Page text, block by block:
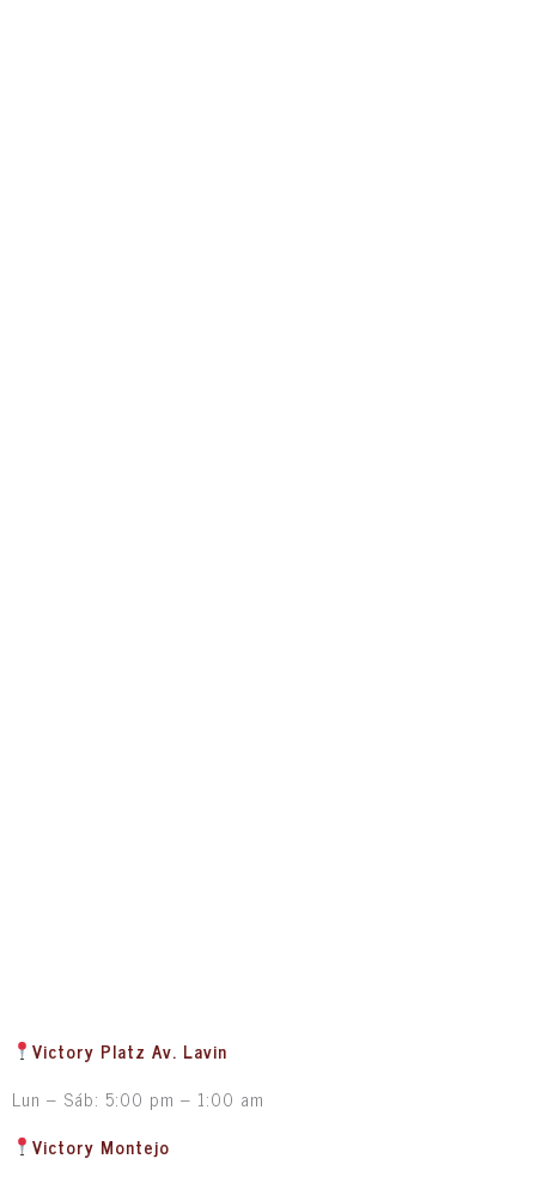
Victory Platz Av. Lavin
Lun – Sáb: 5:00 pm – 1:00 am
Victory Montejo